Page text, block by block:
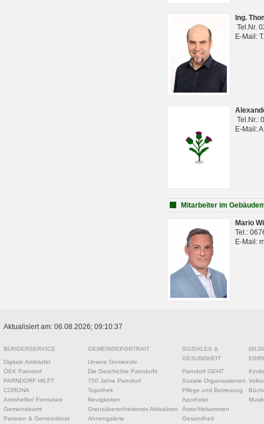
Ing.
Tel.Nr.
E-Mail:
Tel.Nr.:
E-Mail:
Mitarbeiter im
Mario
Tel.:
E-Mail:
Aktualisiert am: 06.08.2026; 09:10:37
BÜRGERSERVICE
Digitale Amtstafel
ÖEK Parndorf
PARNDORF HILFT
CORONA
Amtshelfer/ Formulare
Gemeindeamt
Parteien & Gemeinderat
GEMEINDEPORTRAIT
Unsere Gemeinde
Die Geschichte Parndorfs
750 Jahre Parndorf
Topothek
Neuigkeiten
Grenzüberschreitende Aktivitäten
Ahnengalerie
SOZIALES &
GESUNDHEIT
Parndorf GEHT
Soziale Organisationen
Pflege und Betreuung
Apotheke
Ärzte/Hebammen
Gesundheit